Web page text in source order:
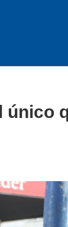
único